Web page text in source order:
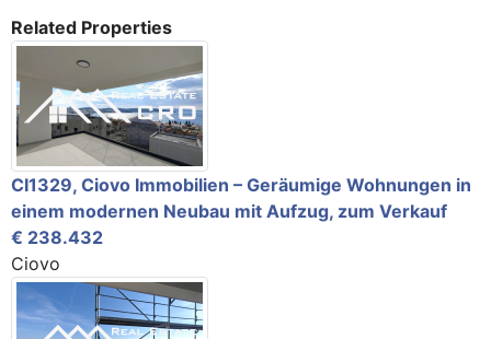
Related Properties
CI1329, Ciovo Immobilien – Geräumige Wohnungen in
einem modernen Neubau mit Aufzug, zum Verkauf
€ 238.432
Ciovo